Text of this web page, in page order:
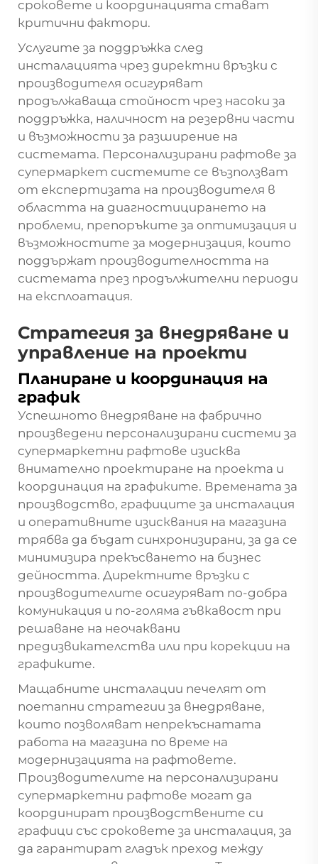
сроковете и координацията стават
критични фактори.
Услугите за поддръжка след
инсталацията чрез директни връзки с
производителя осигуряват
продължаваща стойност чрез насоки за
поддръжка, наличност на резервни части
и възможности за разширение на
системата. Персонализирани рафтове за
супермаркет системите се възползват
от експертизата на производителя в
областта на диагностицирането на
проблеми, препоръките за оптимизация и
възможностите за модернизация, които
поддържат производителността на
системата през продължителни периоди
на експлоатация.
Стратегия за внедряване и
управление на проекти
Планиране и координация на
график
Успешното внедряване на фабрично
произведени персонализирани системи за
супермаркетни рафтове изисква
внимателно проектиране на проекта и
координация на графиките. Времената за
производство, графиците за инсталация
и оперативните изисквания на магазина
трябва да бъдат синхронизирани, за да се
минимизира прекъсването на бизнес
дейността. Директните връзки с
производителите осигуряват по-добра
комуникация и по-голяма гъвкавост при
решаване на неочаквани
предизвикателства или при корекции на
графиките.
Мащабните инсталации печелят от
поетапни стратегии за внедряване,
които позволяват непрекъснатата
работа на магазина по време на
модернизацията на рафтовете.
Производителите на персонализирани
супермаркетни рафтове могат да
координират производствените си
графици със сроковете за инсталация, за
да гарантират гладък преход между